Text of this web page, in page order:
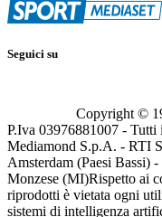
Seguici su
Copyright ©
P.Iva 03976881007 -
Mediamond S.p.A. - RTI
Amsterdam (Paesi Bassi)
Monzese (MI)Rispetto ai
riprodotti è vietata ogni
sistemi di intelligenza